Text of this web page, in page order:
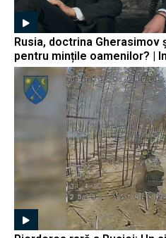
Rusia, doctrina Gherasimov
pentru mințile oamenilor? |